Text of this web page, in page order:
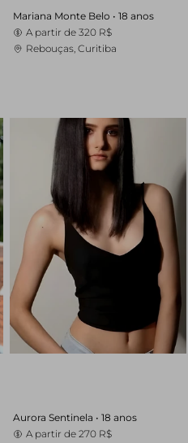
Mariana Monte Belo • 18 anos
A partir de 320 R$
Rebouças, Curitiba
Aurora Sentinela • 18 anos
A partir de 270 R$